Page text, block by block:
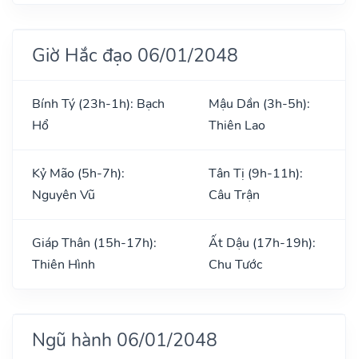
Giờ Hắc đạo 06/01/2048
Bính Tý (23h-1h): Bạch
Hổ
Mậu Dần (3h-5h):
Thiên Lao
Kỷ Mão (5h-7h):
Nguyên Vũ
Tân Tị (9h-11h):
Câu Trận
Giáp Thân (15h-17h):
Thiên Hình
Ất Dậu (17h-19h):
Chu Tước
Ngũ hành 06/01/2048